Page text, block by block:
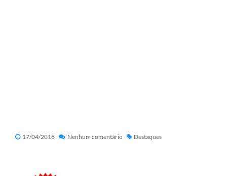
17/04/2018 Nenhum comentário Destaques